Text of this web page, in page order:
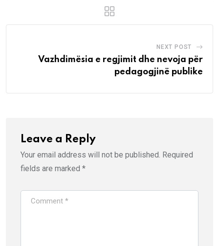
NEXT POST
Vazhdimësia e regjimit dhe nevoja për
pedagogjinë publike
Leave a Reply
Your email address will not be published. Required
fields are marked *